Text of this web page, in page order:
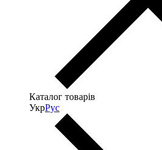
Каталог товарів
УкрРус